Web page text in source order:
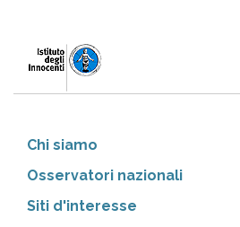
Chi siamo
Osservatori nazionali
Siti d'interesse